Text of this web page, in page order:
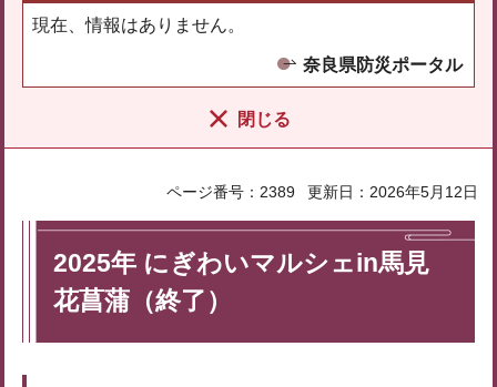
現在、情報はありません。
奈良県防災ポータル
閉じる
ページ番号：2389 更新日：2026年5月12日
2025年 にぎわいマルシェin馬見
花菖蒲（終了）